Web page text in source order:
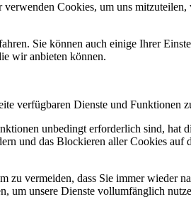
Cookies, um uns
Sie können auch einige Ihrer
wir anbieten können.
verfügbaren Dienste und Funktionen
unbedingt erforderlich sind,
und das Blockieren aller Cookies
zu vermeiden, dass Sie immer wieder
um unsere Dienste vollumfänglich